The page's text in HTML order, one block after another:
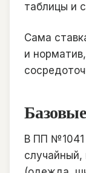
таблицы и
Сама
и
В ПП №1041
случайный,